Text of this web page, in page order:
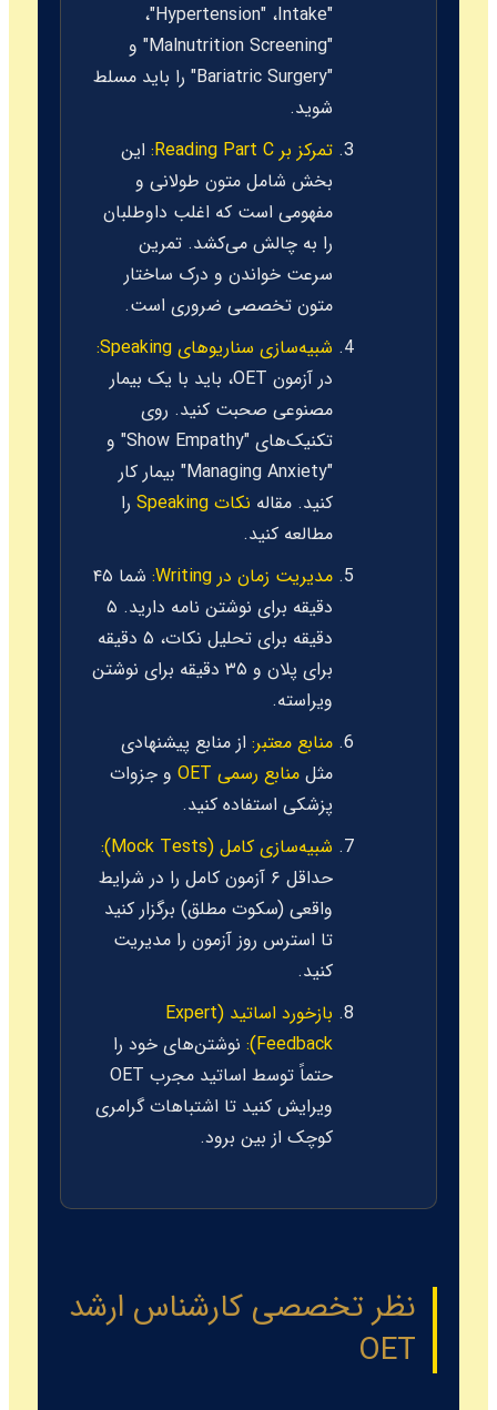
Intake"، "Hypertension"،
"Malnutrition Screening"و
"Bariatric Surgery"را باید مسلط
شوید.
تمرکز بر Reading Part C:
این
بخش شامل متون طولانی و
مفهومی است که اغلب داوطلبان
را به چالش می‌کشد. تمرین
سرعت خواندن و درک ساختار
متون تخصصی ضروری است.
شبیه‌سازی سناریوهای Speaking:
در آزمون OET، باید با یک بیمار
مصنوعی صحبت کنید. روی
تکنیک‌های "Show Empathy" و
"Managing Anxiety" بیمار کار
کنید. مقاله نکات Speaking
را
مطالعه کنید.
مدیریت زمان در Writing:
شما ۴۵
دقیقه برای نوشتن نامه دارید. ۵
دقیقه برای تحلیل نکات، ۵ دقیقه
برای پلان و ۳۵ دقیقه برای نوشتن
ویراسته.
منابع معتبر:از منابع پیشنهادی
مثل منابع رسمی OET
و جزوات
پزشکی استفاده کنید.
شبیه‌سازی کامل (Mock Tests):
حداقل ۶ آزمون کامل را در شرایط
واقعی (سکوت مطلق) برگزار کنید
تا استرس روز آزمون را مدیریت
کنید.
بازخورد اساتید (Expert
Feedback): نوشتن‌های خود را
حتماً توسط اساتید مجرب OET
ویرایش کنید تا اشتباهات گرامری
کوچک از بین برود.
نظر تخصصی کارشناس ارشد
OET